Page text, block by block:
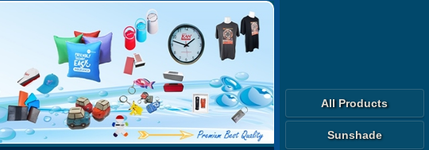
All Products
Sunshade